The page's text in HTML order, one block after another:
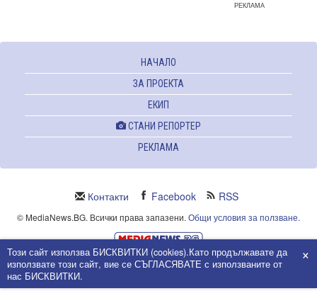
РЕКЛАМА
НАЧАЛО
ЗА ПРОЕКТА
ЕКИП
СТАНИ РЕПОРТЕР
РЕКЛАМА
Контакти Facebook RSS
© MediaNews.BG. Всички права запазени.Общи условия за ползване.
Powered and owned by Intersat Ltd.
Собственост на Интерсат ООД.
Този сайт използва БИСКВИТКИ (cookies).Като продължавате да
използвате този сайт, вие се СЪГЛАСЯВАТЕ с използваните от
нас БИСКВИТКИ.
×